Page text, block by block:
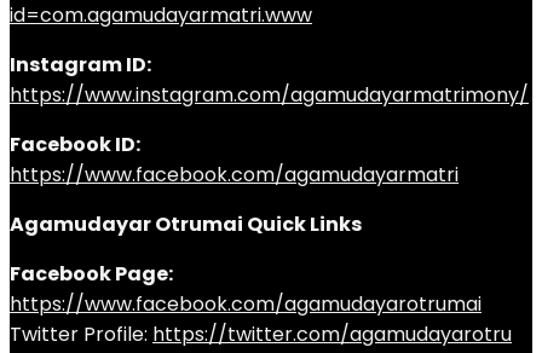
id=com.agamudayarmatri.www
Instagram ID:
https://www.instagram.com/agamudayarmatrimony/
Facebook ID:
https://www.facebook.com/agamudayarmatri
Agamudayar Otrumai Quick Links
Facebook Page:
https://www.facebook.com/agamudayarotrumai
Twitter Profile: https://twitter.com/agamudayarotru